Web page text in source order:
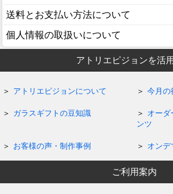
送料とお支払い方法について
個人情報の取扱いについて
アトリエピジョンを活
アトリエピジョンについて 今月の
ガラスギフトの豆知識
オーダ
ンツ
お客様の声・制作事例 オンデ
ご利用案内